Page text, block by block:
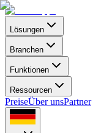
Lösungen
Branchen
Funktionen
Ressourcen
PreiseÜber unsPartner